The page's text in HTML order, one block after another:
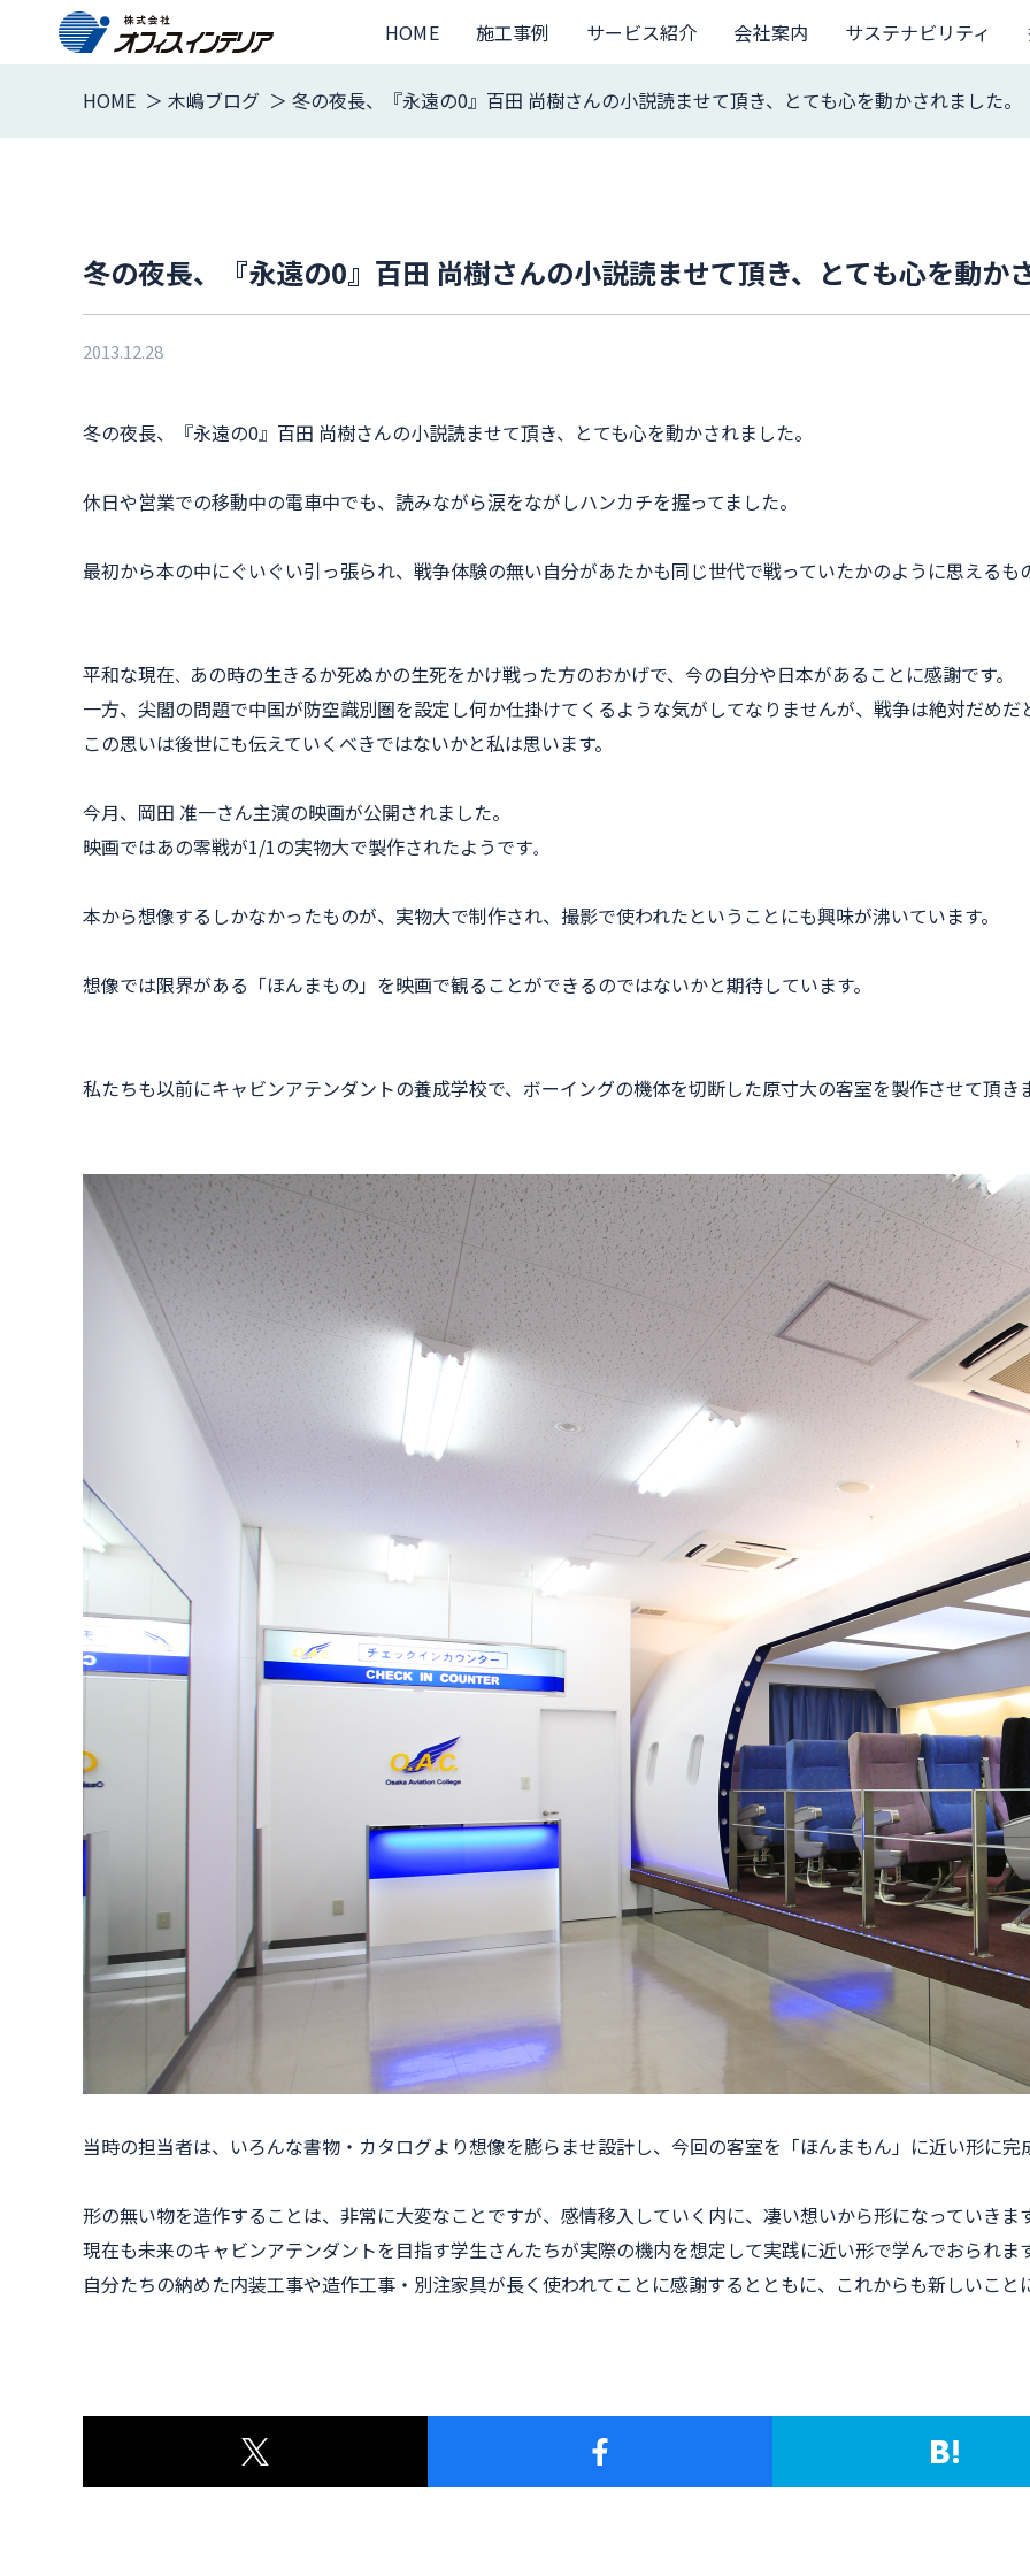
HOME 施工事例 サービス紹介 会社案内 サステナビリティ
HOME 木嶋ブログ 冬の夜長、『永遠の0』百田 尚樹さんの小説読ませて頂き、とても心を動かされました。
冬の夜長、『永遠の0』百田 尚樹さんの小説読ませて頂き、とても心を動か
2013.12.28
冬の夜長、『永遠の0』百田 尚樹さんの小説読ませて頂き、とても心を動かされました。
休日や営業での移動中の電車中でも、読みながら涙をながしハンカチを握ってました。
最初から本の中にぐいぐい引っ張られ、戦争体験の無い自分があたかも同じ世代で戦っていたかのように思えるも
平和な現在、 あの時の生きるか死ぬかの生死をかけ戦った方のおかげで、今の自分や日本があることに感謝です。
一方、尖閣の問題で中国が防空識別圏を設定し何か仕掛けてくるような気がしてなりませんが、戦争は絶対だめだ
この思いは後世にも伝えていくべきではないかと私は思います。
今月、岡田 准一さん主演の映画が公開されました。
映画ではあの零戦が1/1の実物大で製作されたようです。
本から想像するしかなかったものが、実物大で制作され、撮影で使われたということにも興味が沸いています。
想像では限界がある「ほんまもの」を映画で観ることができるのではないかと期待しています。
私たちも以前にキャビンアテンダントの養成学校で、ボーイングの機体を切断した原寸大の客室を製作させて頂き
当時の担当者は、いろんな書物・カタログより想像を膨らませ設計し、今回の客室を「ほんまもん」に近い形に完
形の無い物を造作することは、非常に大変なことですが、感情移入していく内に、凄い想いから形になっていきま
現在も未来のキャビンアテンダントを目指す学生さんたちが実際の機内を想定して実践に近い形で学んでおられま
自分たちの納めた内装工事や造作工事・別注家具が長く使われてことに感謝するとともに、これからも新しいこ